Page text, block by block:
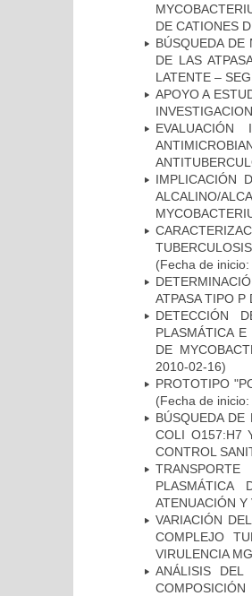
DE CATIONES
BÚSQUEDA DE
DE LAS
LATENTE –
APOYO A
IMPLICACIÓN
ALCALINO/
(Fecha de
ATPASA TIPO
DETECCIÓN
PLASMÁTICA
DE
2010-02-16)
PROTOTIPO
(Fecha de
BÚSQUEDA DE
COLI O157:H7
CONTROL
PLASMÁTICA
ATENUACIÓN Y
VARIACIÓN
COMPLEJO
VIRULENCIA
ANÁLISIS DEL